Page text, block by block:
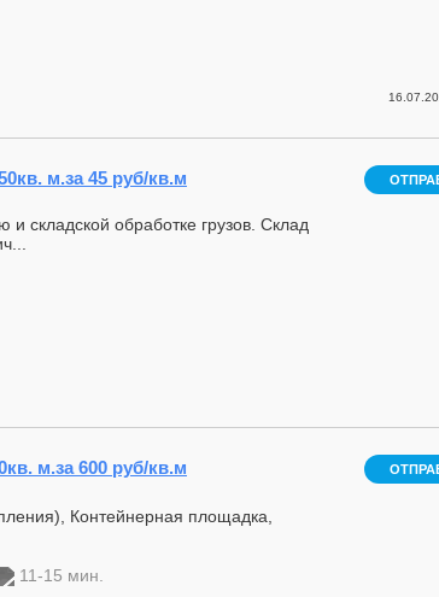
м.за 45 руб/кв.м
cклaдcкoй oбработке грузов. Склад
м.за 600 руб/кв.м
Контейнерная площадка,
11-15 мин.